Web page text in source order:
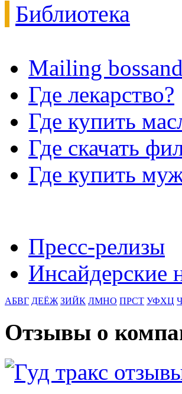
Библиотека
Mailing
Где лекарство?
Где купить
Где скачать
Где купить
Пресс-релизы
Инсайдерские
АБВГ ДЕЁЖ ЗИЙК ЛМНО ПРСТ УФХЦ
Отзывы о